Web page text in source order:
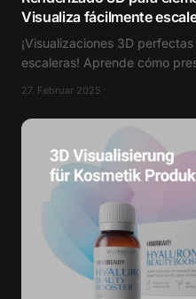
Visualiza fácilmente
¡Visualizaciones 3D
escaleras! Aprende cómo
27. Februar 2025